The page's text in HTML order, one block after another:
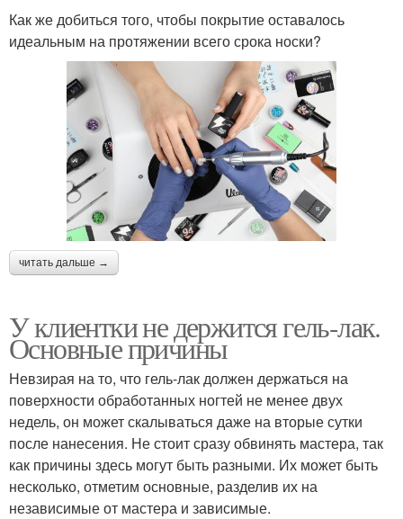
Как же добиться того, чтобы покрытие оставалось
идеальным на протяжении всего срока носки?
читать дальше →
У клиентки не держится гель-лак.
Основные причины
Невзирая на то, что гель-лак должен держаться на
поверхности обработанных ногтей не менее двух
недель, он может скалываться даже на вторые сутки
после нанесения. Не стоит сразу обвинять мастера, так
как причины здесь могут быть разными. Их может быть
несколько, отметим основные, разделив их на
независимые от мастера и зависимые.